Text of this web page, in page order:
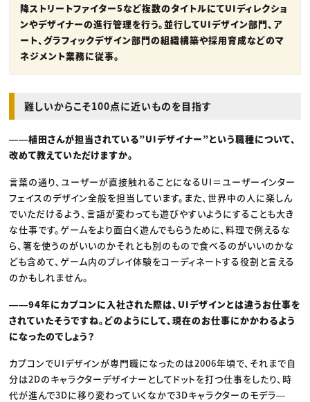
降ストリートファイター5など複数のタイトルにてUIディレクショ
ンやデザイナーの進行管理を行う。並行してUIデザイン部門、ア
ート、グラフィックデザイン部門の組織構築や採用育成などのマ
ネジメント業務に従事。
難しいからこそ100点に近いものを目指す
――植田さんが担当されている”UIデザイナー”という職種について、
改めて教えていただけますか。
言葉の通り、ユーザーが直接触れることになるUI＝ユーザーインター
フェイスのデザイン全般を担当しています。また、世界中の人に楽しん
でいただけるよう、言語が変わっても遊びやすいようにすることも大き
な仕事です。ゲームをより面白く遊んでもらうために、料理で例えるな
ら、箸を使うのがいいのかそれとも別のもので食べるのがいいのかな
ども含めて、ゲーム内のプレイ体験をコーディネートする役割と言える
のかもしれません。
――94年にカプコンに入社された際は、UIデザインとは違うお仕事を
されていたそうですね。どのようにして、現在のお仕事にかかわるよう
になったのでしょう？
カプコンでUIデザインが専門職になったのは2006年頃で、それまで自
分は2Dのキャラクターデザイナーとしてドットを打つ仕事をしたり、時
代が進んで3Dに移り変わっていくなかで3Dキャラクターのモデラ―